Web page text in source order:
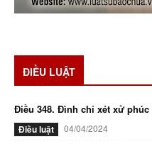
ĐIỀU LUẬT
Điều 348. Đình chỉ xét xử phúc
Điều luật 04/04/2024